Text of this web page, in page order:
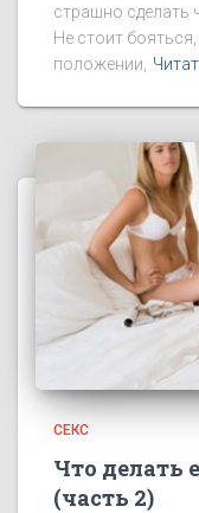
страшно сделать
Не стоит
положении,
СЕКС
Что делать
(часть 2)